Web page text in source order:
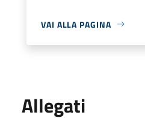
VAI ALLA PAGINA
Allegati